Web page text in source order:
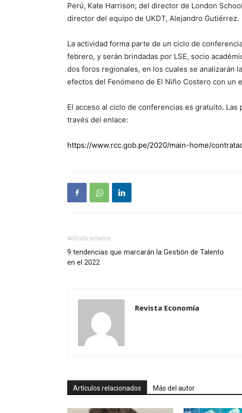
Perú, Kate Harrison; del director de London
director del equipo de UKDT, Alejandro Gutiérrez.
La actividad forma parte de un ciclo de
febrero, y serán brindadas por LSE, socio
dos foros regionales, en los cuales se analizarán
efectos del Fenómeno de El Niño Costero con un
El acceso al ciclo de conferencias es gratuito.
través del enlace:
https://www.rcc.gob.pe/2020/main-home/
Artículo anterior
9 tendencias que marcarán la Gestión de Talento
en el 2022
Revista Economía
Artículos relacionados Más del autor